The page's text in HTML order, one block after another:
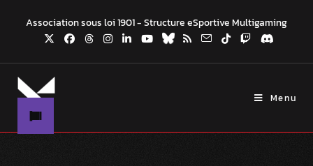
Association sous loi 1901 - Structure eSportive Multigaming
Menu